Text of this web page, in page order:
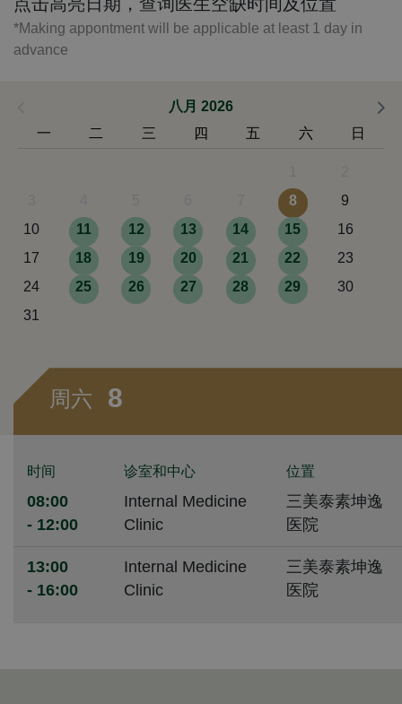
点击高亮日期，查询医生空缺时间及位置
*Making appontment will be applicable at least 1 day in
advance
八月 2026
一
二 三 四 五 六 日
8
9
10
11 12 13 14 15
16
17
18 19 20 21 22
23
24
25 26 27 28 29
30
31
周六 8
时间 诊室和中心 位置
08:00
- 12:00
Internal Medicine
Clinic
三美泰素坤逸
医院
13:00
- 16:00
Internal Medicine
Clinic
三美泰素坤逸
医院